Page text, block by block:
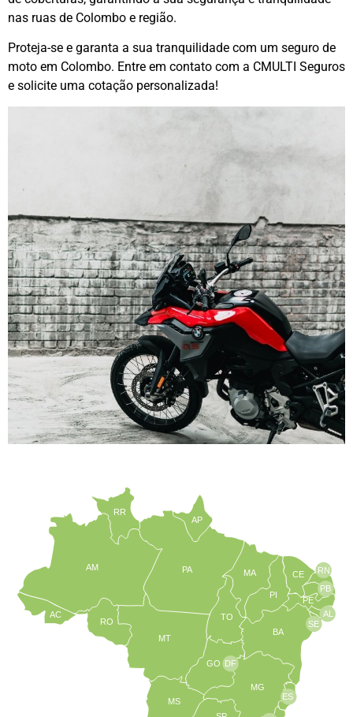
nas ruas de Colombo e região.
Proteja-se e garanta a sua tranquilidade com um seguro de
moto em Colombo. Entre em contato com a CMULTI Seguros
e solicite uma cotação personalizada!
TO
BA
SE
PE
AL
RN
CE
PI
MA
AP
PA
RR
AM
AC
RO
MT
MS
GO
MG
ES
DF
PB